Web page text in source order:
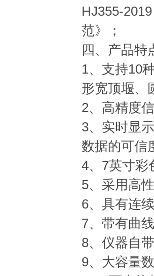
HJ355-
范》；
四、产品特
1、支持10
形宽顶堰、
2、高精度
3、实时显
数据的可信
4、7英寸彩
5、采用高
6、具有连
7、带有曲
8、仪器自
9、大容量